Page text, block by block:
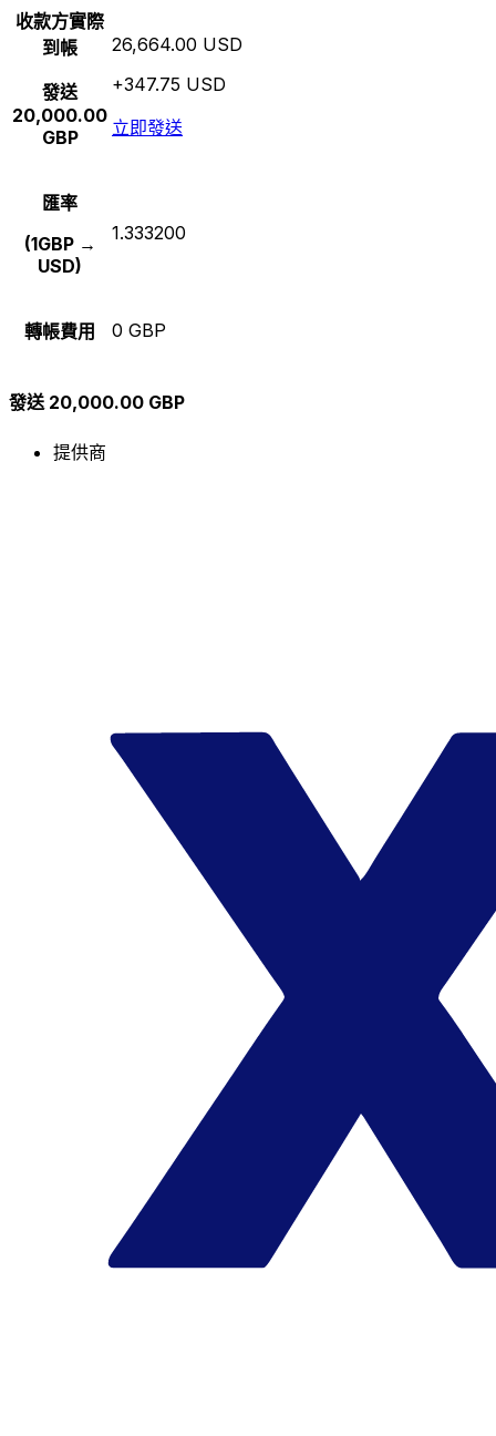
收款方實際
到帳
發送
20,000.00
GBP
26,664.00 USD
+347.75 USD
立即發送
匯率
(1GBP →
USD)
1.333200
轉帳費用 0 GBP
發送 20,000.00 GBP
提供商